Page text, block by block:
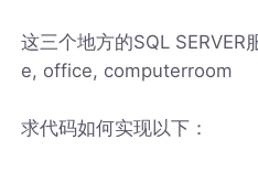
这三个地方的SQL
e, office, computerroom
求代码如何实现以下：